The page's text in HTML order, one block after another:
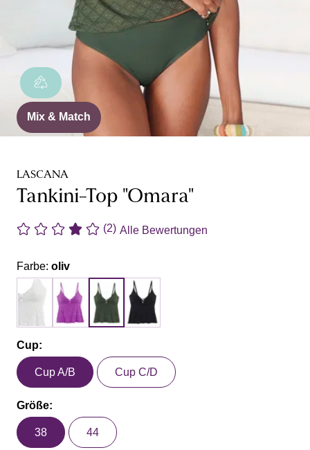
Mix & Match
LASCANA
Tankini-Top "Omara"
(2) Alle Bewertungen
Farbe: oliv
Cup:
Cup A/B Cup C/D
Größe:
38 44